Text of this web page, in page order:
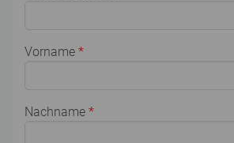
Vorname *
Nachname *